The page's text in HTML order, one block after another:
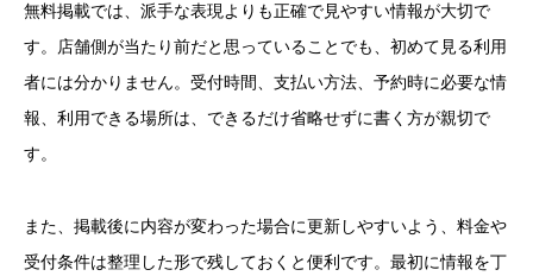
無料掲載では、派手な表現よりも正確で見やすい情報が大切で
す。店舗側が当たり前だと思っていることでも、初めて見る利用
者には分かりません。受付時間、支払い方法、予約時に必要な情
報、利用できる場所は、できるだけ省略せずに書く方が親切で
す。
また、掲載後に内容が変わった場合に更新しやすいよう、料金や
受付条件は整理した形で残しておくと便利です。最初に情報を丁